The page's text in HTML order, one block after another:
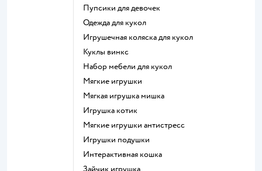
Пупсики для девочек
Одежда для кукол
Игрушечная коляска для кукол
Куклы винкс
Набор мебели для кукол
Мягкие игрушки
Мягкая игрушка мишка
Игрушка котик
Мягкие игрушки антистресс
Игрушки подушки
Интерактивная кошка
Зайчик игрушка